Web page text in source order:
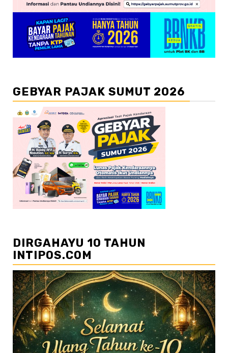
GEBYAR PAJAK SUMUT 2026
DIRGAHAYU 10 TAHUN
INTIPOS.COM